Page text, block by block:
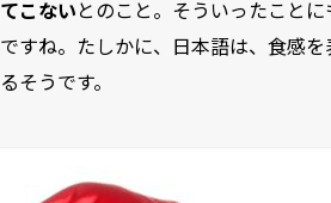
てこないとのこと。そういったこと
ですね。たしかに、 日本語は、食感
るそうです。